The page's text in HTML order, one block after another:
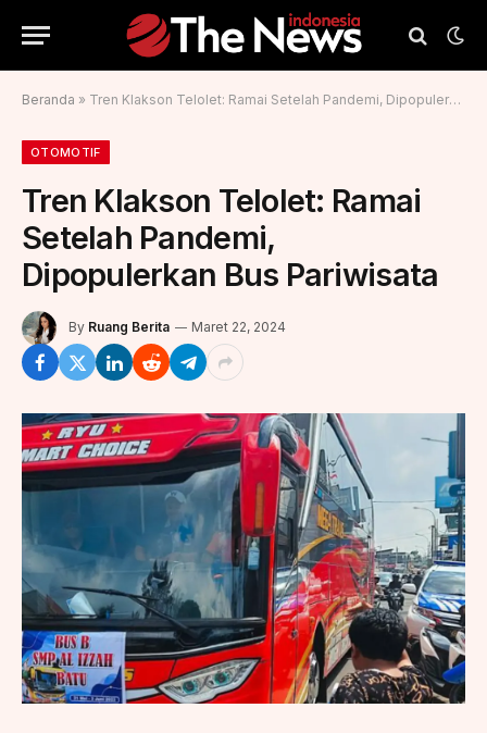
Beranda » Tren Klakson Telolet: Ramai Setelah Pandemi, Dipopulerkan Bus Pariwisata
OTOMOTIF
Tren Klakson Telolet: Ramai
Setelah Pandemi,
Dipopulerkan Bus Pariwisata
By Ruang Berita Maret 22, 2024